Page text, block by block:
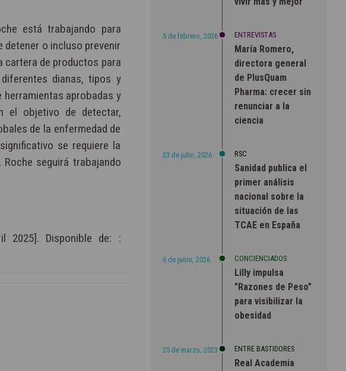
está trabajando para
o incluso prevenir
cartera de productos para
dianas, tipos y
aprobadas y
el objetivo de detectar,
de la enfermedad de
se requiere la
seguirá trabajando
2025]. Disponible de: :
5 de febrero, 2026 ENTREVISTAS
María Romero,
directora general
de PlusQuam
Pharma: crecer sin
renunciar a la
ciencia
23 de julio, 2026 RSC
Sanidad publica el
primer análisis
nacional sobre la
situación de las
TCAE en España
6 de junio, 2026 CONCIENCIADOS
Lilly impulsa
"Razones de Peso"
para visibilizar la
obesidad
25 de marzo, 2023 ENTRE BASTIDORES
Real Academia